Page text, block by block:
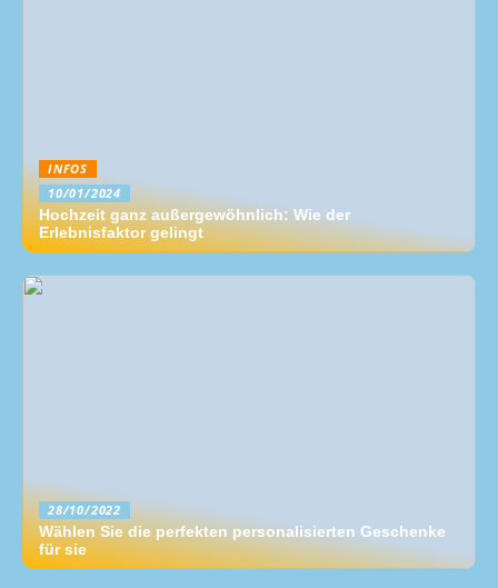
INFOS
10/01/2024
Hochzeit ganz außergewöhnlich: Wie der
Erlebnisfaktor gelingt
28/10/2022
Wählen Sie die perfekten personalisierten Geschenke
für sie